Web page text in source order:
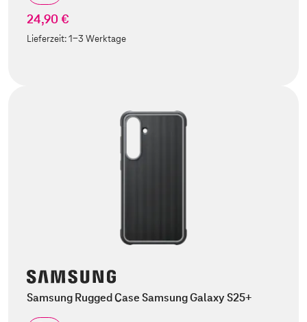
24,90 €
Lieferzeit:1-3 Werktage
Samsung Rugged Case Samsung Galaxy S25+